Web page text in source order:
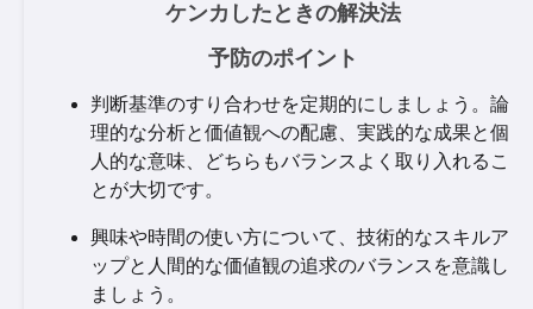
ケンカしたときの解決法
予防のポイント
判断基準のすり合わせを定期的にしましょう。論
理的な分析と価値観への配慮、実践的な成果と個
人的な意味、どちらもバランスよく取り入れるこ
とが大切です。
興味や時間の使い方について、技術的なスキルア
ップと人間的な価値観の追求のバランスを意識し
ましょう。